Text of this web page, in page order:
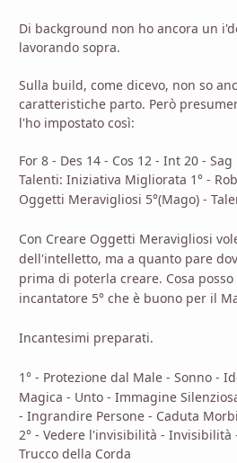
Di background non ho ancora un
lavorando sopra.
Sulla build, come dicevo, non so
caratteristiche parto. Però
l'ho impostato così:
For 8 - Des 14 - Cos 12 - Int 20 - Sag
Talenti: Iniziativa Migliorata 1° -
Oggetti Meravigliosi 5°(Mago) -
Con Creare Oggetti Meravigliosi
dell'intelletto, ma a quanto pare
prima di poterla creare. Cosa
incantatore 5° che è buono per il
Incantesimi preparati.
1° - Protezione dal Male - Sonno -
Magica - Unto - Immagine
- Ingrandire Persone - Caduta
2° - Vedere l'invisibilità - Invisibilità
Trucco della Corda